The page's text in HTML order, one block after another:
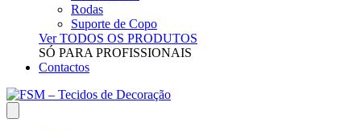
Rodas
Suporte de Copo
Ver TODOS OS PRODUTOS
SÓ PARA PROFISSIONAIS
Contactos